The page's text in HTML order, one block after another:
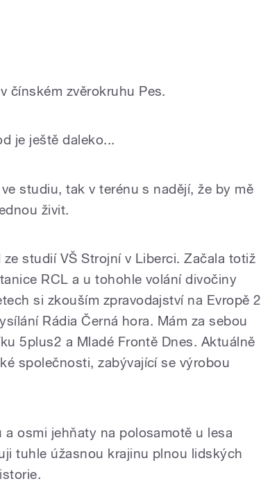
čínském zvěrokruhu Pes.
je ještě daleko...
studiu, tak v terénu s nadějí, že by mě
živit.
studií VŠ Strojní v Liberci. Začala totiž
RCL a u tohohle volání divočiny
si zkouším zpravodajství na Evropě 2
Rádia Černá hora. Mám za sebou
5plus2 a Mladé Frontě Dnes. Aktuálně
společnosti, zabývající se výrobou
osmi jehňaty na polosamotě u lesa
tuhle úžasnou krajinu plnou lidských